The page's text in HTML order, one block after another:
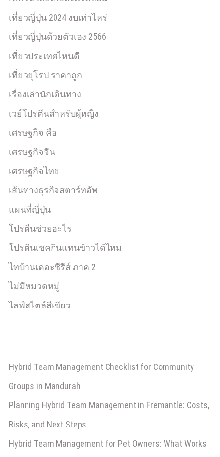
เที่ยวญี่ปุ่น 2024 งบเท่าไหร่
เที่ยวญี่ปุ่นด้วยตัวเอง 2566
เที่ยวประเทศไหนดี
เที่ยวยุโรป ราคาถูก
เรื่องเล่านักเดินทาง
เวย์โปรตีนสำหรับผู้หญิง
เศรษฐกิจ คือ
เศรษฐกิจจีน
เศรษฐกิจไทย
เส้นทางธุรกิจสตาร์ทอัพ
แผนที่ญี่ปุ่น
โปรตีนช่วยอะไร
โปรตีนเชคกินแทนข้าวได้ไหม
ไทบ้านเดอะซีรีส์ ภาค 2
ไม่มีหมวดหมู่
ไลฟ์สไตล์สีเขียว
Hybrid Team Management Checklist for Community
Groups in Mandurah
Planning Hybrid Team Management in Fremantle: Costs,
Risks, and Next Steps
Hybrid Team Management for Pet Owners: What Works